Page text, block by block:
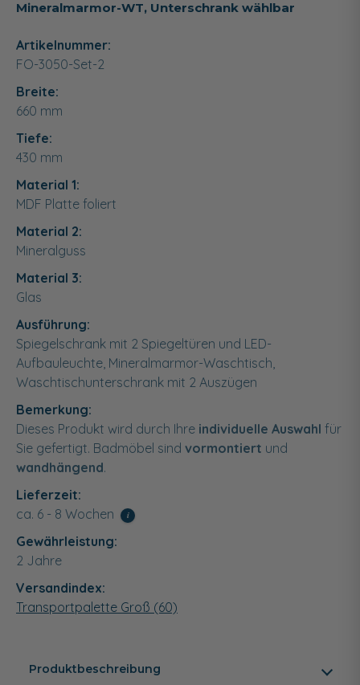
Mineralmarmor-WT, Unterschrank wählbar
Artikelnummer:
FO-3050-Set-2
Breite:
660 mm
Tiefe:
430 mm
Material 1:
MDF Platte foliert
Material 2:
Mineralguss
Material 3:
Glas
Ausführung:
Spiegelschrank mit 2 Spiegeltüren und LED-
Aufbauleuchte, Mineralmarmor-Waschtisch,
Waschtischunterschrank mit 2 Auszügen
Bemerkung:
Dieses Produkt wird durch Ihre individuelle Auswahl für
Sie gefertigt. Badmöbel sind vormontiert und
wandhängend.
Lieferzeit:
ca. 6 - 8 Wochen
i
Gewährleistung:
2 Jahre
Versandindex:
Transportpalette Groß (60)
Produktbeschreibung